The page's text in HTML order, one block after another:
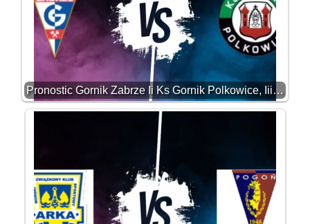
Pronostic Gornik Zabrze Ii Ks Gornik Polkowice, Iii…